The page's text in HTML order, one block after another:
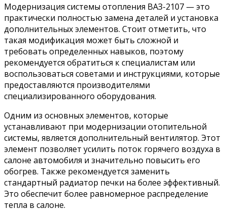
Модернизация системы отопления ВАЗ-2107 — это
практически полностью замена деталей и установка
дополнительных элементов. Стоит отметить, что
такая модификация может быть сложной и
требовать определенных навыков, поэтому
рекомендуется обратиться к специалистам или
воспользоваться советами и инструкциями, которые
предоставляются производителями
специализированного оборудования.
Одним из основных элементов, которые
устанавливают при модернизации отопительной
системы, является дополнительный вентилятор. Этот
элемент позволяет усилить поток горячего воздуха в
салоне автомобиля и значительно повысить его
обогрев. Также рекомендуется заменить
стандартный радиатор печки на более эффективный.
Это обеспечит более равномерное распределение
тепла в салоне.